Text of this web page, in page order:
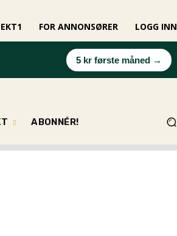
FOR ANNONSØRER LOGG INN
5 kr første måned →
ABONNÉR!